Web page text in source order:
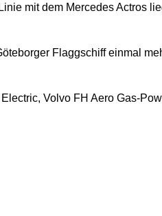
mit dem Mercedes Actros
Flaggschiff einmal
Volvo FH Aero Gas-